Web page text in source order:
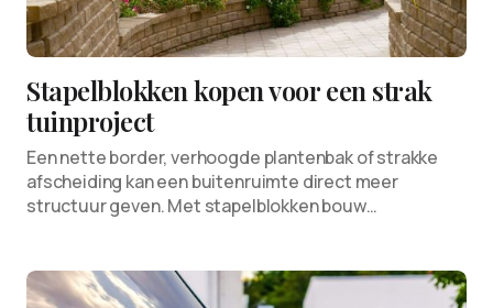
Stapelblokken kopen voor een strak
tuinproject
Een nette border, verhoogde plantenbak of strakke
afscheiding kan een buitenruimte direct meer
structuur geven. Met stapelblokken bouw…